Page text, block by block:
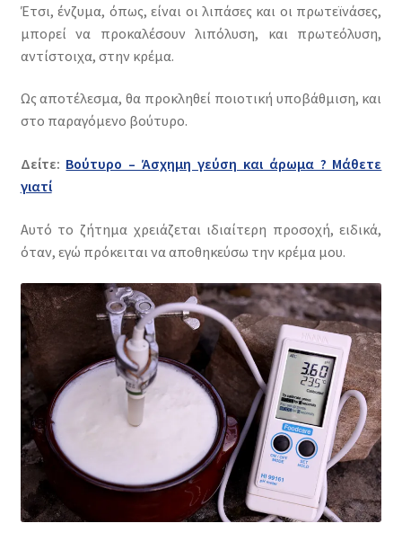
Έτσι, ένζυμα, όπως, είναι οι λιπάσες και οι πρωτεϊνάσες,
μπορεί να προκαλέσουν λιπόλυση, και πρωτεόλυση,
αντίστοιχα, στην κρέμα.
Ως αποτέλεσμα, θα προκληθεί ποιοτική υποβάθμιση, και
στο παραγόμενο βούτυρο.
Δείτε: Βούτυρο – Άσχημη γεύση και άρωμα ? Μάθετε
γιατί
Αυτό το ζήτημα χρειάζεται ιδιαίτερη προσοχή, ειδικά,
όταν, εγώ πρόκειται να αποθηκεύσω την κρέμα μου.